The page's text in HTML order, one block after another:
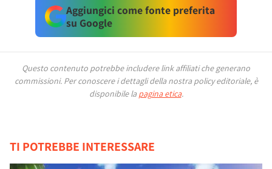
Aggiungici come fonte preferita
su Google
Questo contenuto potrebbe includere link affiliati che generano
commissioni. Per conoscere i dettagli della nostra policy editoriale, è
disponibile la pagina etica.
TI POTREBBE INTERESSARE